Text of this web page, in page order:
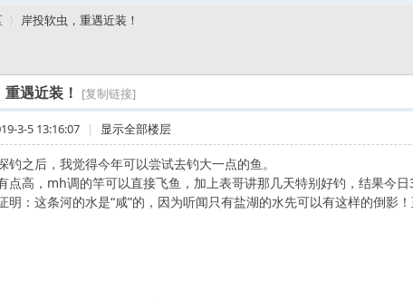
›
岸投软虫，重遇近装！
遇近装！ [复制链接]
3-5 13:16:07 | 显示全部楼层
钓之后，我觉得今年可以尝试去钓大一点的鱼。
点高，mh调的竿可以直接飞鱼，加上表哥讲那几天特别好钓，结果今
明：这条河的水是“咸”的，因为听闻只有盐湖的水先可以有这样的倒影